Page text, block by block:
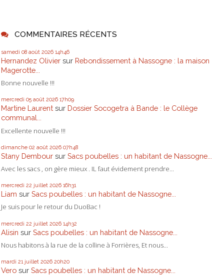
COMMENTAIRES RÉCENTS
samedi 08 août 2026 14h46
Hernandez Olivier sur Rebondissement à Nassogne : la maison
Magerotte...
Bonne nouvelle !!!
mercredi 05 août 2026 17h09
Martine Laurentsur Dossier Socogetra à Bande : le Collège
communal...
Excellente nouvelle !!!
dimanche 02 août 2026 07h48
Stany Dembour sur Sacs poubelles : un habitant de Nassogne...
Avec les sacs , on gère mieux . IL faut évidement prendre...
mercredi 22 juillet 2026 16h31
Liam sur Sacs poubelles : un habitant de Nassogne...
Je suis pour le retour du DuoBac !
mercredi 22 juillet 2026 14h32
Alisin sur Sacs poubelles : un habitant de Nassogne...
Nous habitons à la rue de la colline à Forrières, Et nous...
mardi 21 juillet 2026 20h20
Vero sur Sacs poubelles : un habitant de Nassogne...